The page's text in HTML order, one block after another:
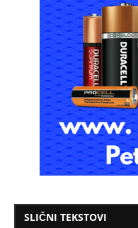
SLIČNI TEKSTOVI